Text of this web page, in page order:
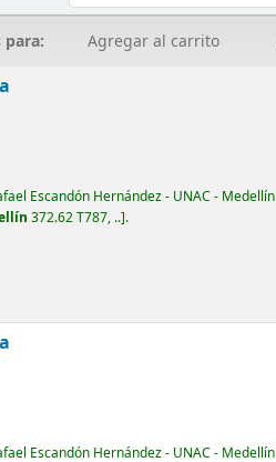
Agregar al carrito
Escandón Hernández - UNAC - Medellín
372.62 T787, .. .
Escandón Hernández - UNAC - Medellín